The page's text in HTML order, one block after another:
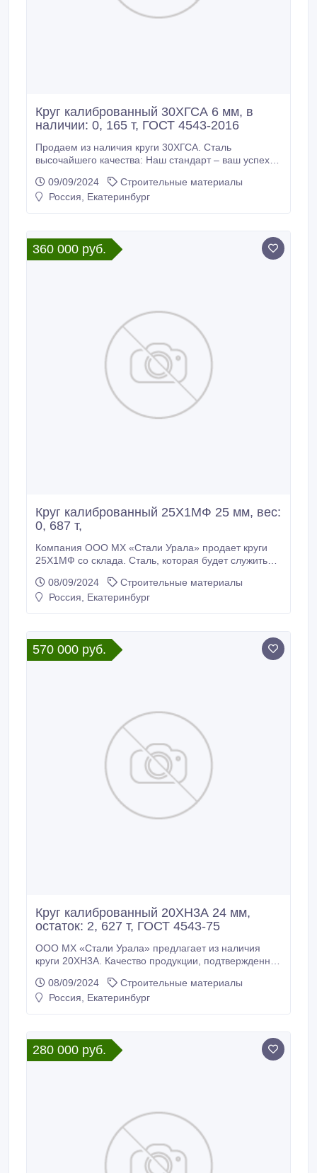
Круг калиброванный 30ХГСА 6 мм, в
наличии: 0, 165 т, ГОСТ 4543-2016
Продаем из наличия круги 30ХГСА. Сталь
высочайшего качества: Наш стандарт – ваш успех.
Производство РФ. * Круг калиброванный 30ХГСА 6
мм, вес: 0, 165 т, ГОСТ 7417-75, ГОСТ 4543-2016,
цена: 330000 руб.
09/09/2024
Строительные материалы
Россия, Екатеринбург
360 000 руб.
Круг калиброванный 25Х1МФ 25 мм, вес:
0, 687 т,
Компания ООО МХ «Стали Урала» продает круги
25Х1МФ со склада. Сталь, которая будет служить
100кг), экспорт в страны СНГ. * Круг калиброванный
25Х1МФ 25 мм, вес: 0, 687 т, ГОСТ 1414-75 ГОСТ
цена: 360000 руб.
08/09/2024
Строительные материалы
Россия, Екатеринбург
570 000 руб.
Круг калиброванный 20ХН3А 24 мм,
остаток: 2, 627 т, ГОСТ 4543-75
ООО МХ «Стали Урала» предлагает из наличия
круги 20ХН3А. Качество продукции, подтвержденное
России * Круг калиброванный 20ХН3А 24 мм, вес: 2,
627 т, ГОСТ 7417-75, ГОСТ 4543-75, 570000 руб. с
08/09/2024
Строительные материалы
Россия, Екатеринбург
280 000 руб.